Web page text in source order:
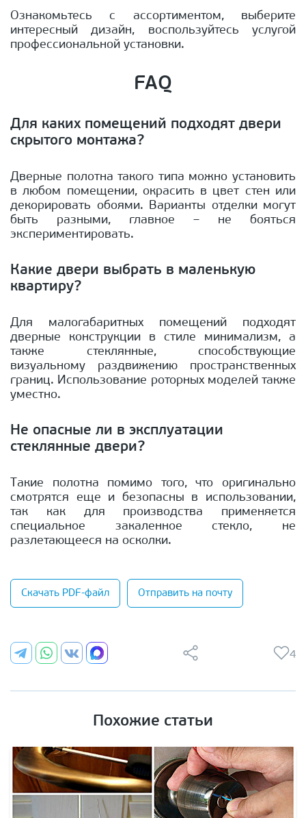
Ознакомьтесь с ассортиментом, выберите
интересный дизайн, воспользуйтесь услугой
профессиональной установки.
FAQ
Для каких помещений подходят двери
скрытого монтажа?
Дверные полотна такого типа можно установить
в любом помещении, окрасить в цвет стен или
декорировать обоями. Варианты отделки могут
быть разными, главное – не бояться
экспериментировать.
Какие двери выбрать в маленькую
квартиру?
Для малогабаритных помещений подходят
дверные конструкции в стиле минимализм, а
также стеклянные, способствующие
визуальному раздвижению пространственных
границ. Использование роторных моделей также
уместно.
Не опасные ли в эксплуатации
стеклянные двери?
Такие полотна помимо того, что оригинально
смотрятся еще и безопасны в использовании,
так как для производства применяется
специальное закаленное стекло, не
разлетающееся на осколки.
Скачать PDF-файл Отправить на почту
4
Похожие статьи